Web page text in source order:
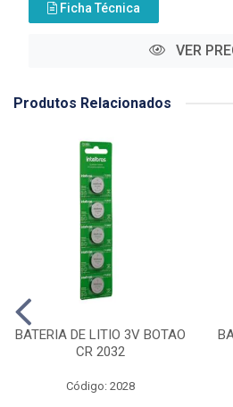
Ficha Técnica
VER
Produtos Relacionados
BATERIA DE LITIO 3V BOTAO
CR 2032
Código: 2028